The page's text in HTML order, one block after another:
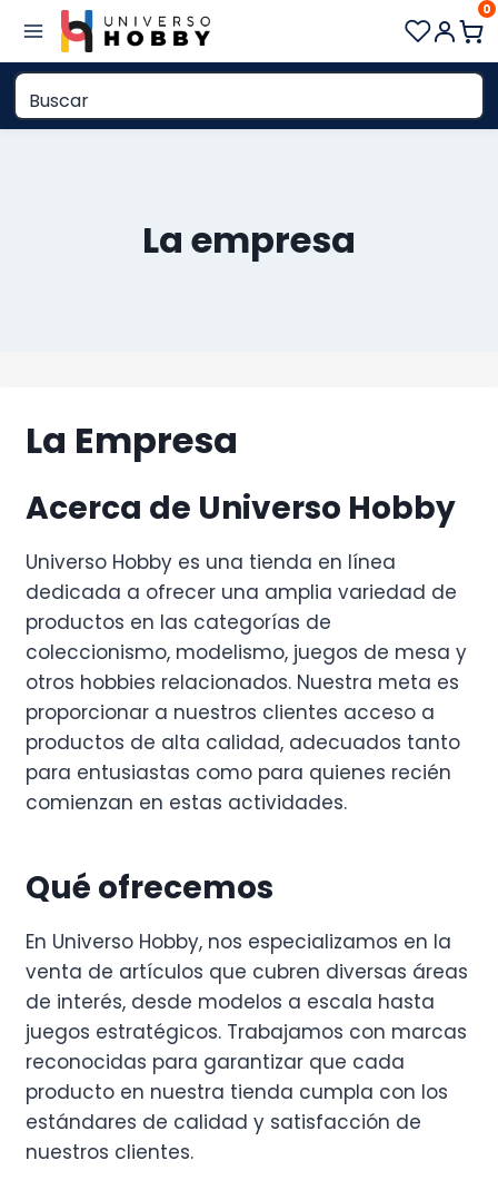
contenido
0
La empresa
La Empresa
Acerca de Universo Hobby
Universo Hobby es una tienda en línea
dedicada a ofrecer una amplia variedad de
productos en las categorías de
coleccionismo, modelismo, juegos de mesa y
otros hobbies relacionados. Nuestra meta es
proporcionar a nuestros clientes acceso a
productos de alta calidad, adecuados tanto
para entusiastas como para quienes recién
comienzan en estas actividades.
Qué ofrecemos
En Universo Hobby, nos especializamos en la
venta de artículos que cubren diversas áreas
de interés, desde modelos a escala hasta
juegos estratégicos. Trabajamos con marcas
reconocidas para garantizar que cada
producto en nuestra tienda cumpla con los
estándares de calidad y satisfacción de
nuestros clientes.